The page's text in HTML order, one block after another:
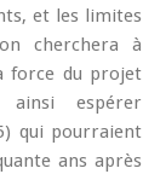
et les limites
cherchera à
force du projet
ainsi espérer
qui pourraient
ans après